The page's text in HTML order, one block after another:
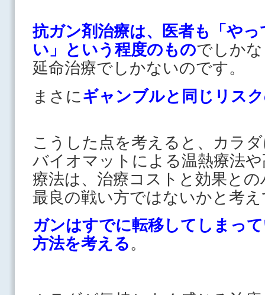
抗ガン剤治療は、医者も「や
い」という程度のものでしか
延命治療でしかないのです。
まさにギャンブルと同じリス
こうした点を考えると、カラ
バイオマットによる温熱療法
療法は、治療コストと効果と
最良の戦い方ではないかと考
ガンはすでに転移してしまっ
方法を考える。